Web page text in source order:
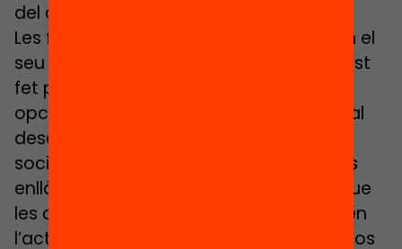
del context escolar.
Les famílies, la comunitat, la societat en el
seu conjunt ha de ser conscient d’aquest
fet per poder donar suport a aquesta
opció d’aprenentatge tan valuosa per al
desenvolupament personal, educatiu i
social dels infants i que es produeix més
enllà de l’aula. De fet, està demostrat que
les competències que són importants en
l’actualitat es desenvolupen en contextos